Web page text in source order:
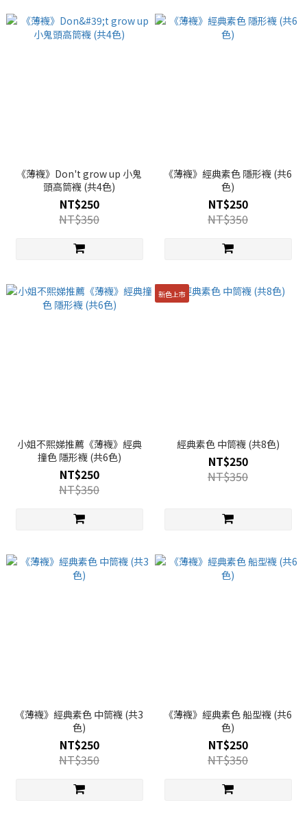
《薄襪》Don't grow up 小鬼
頭高筒襪 (共4色)
NT$250
NT$350
《薄襪》經典素色 隱形襪 (共6
色)
NT$250
NT$350
小姐不熙娣推薦《薄襪》經典
撞色 隱形襪 (共6色)
NT$250
NT$350
新色上市
經典素色 中筒襪 (共8色)
NT$250
NT$350
《薄襪》經典素色 中筒襪 (共3
色)
NT$250
NT$350
《薄襪》經典素色 船型襪 (共6
色)
NT$250
NT$350